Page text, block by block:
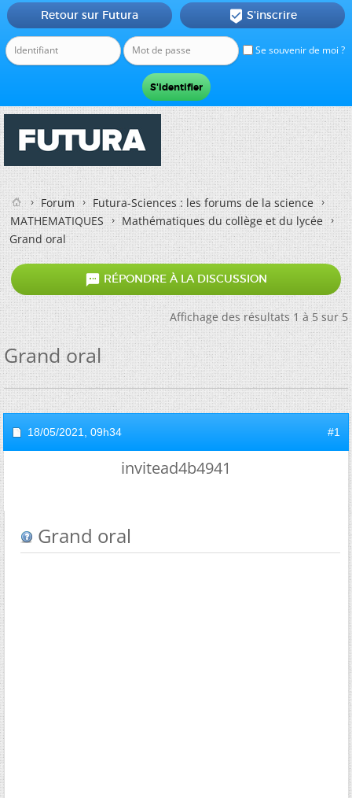
Se souvenir de moi ?
Retour sur Futura  S'inscrire
Forum
Futura-Sciences : les forums de la science
MATHEMATIQUES
Mathématiques du collège et du lycée
Grand oral
 RÉPONDRE À LA DISCUSSION
Affichage des résultats 1 à 5 sur 5
Grand oral
18/05/2021, 09h34 #1
invitead4b4941
Grand oral